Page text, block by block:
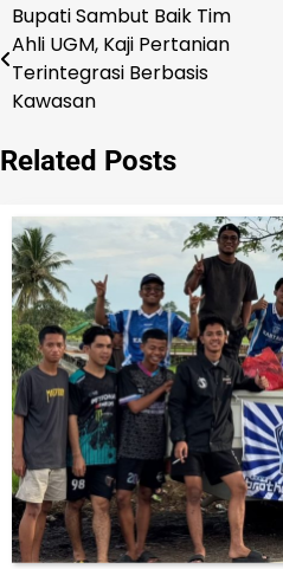
Navigasi
pos
Bupati Sambut Baik Tim
Ahli UGM, Kaji Pertanian
Terintegrasi Berbasis
Kawasan
Related Posts